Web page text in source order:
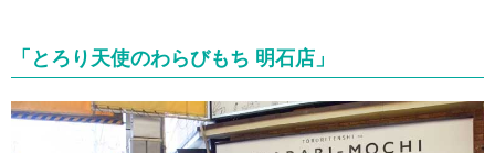
「とろり天使のわらびもち 明石店」